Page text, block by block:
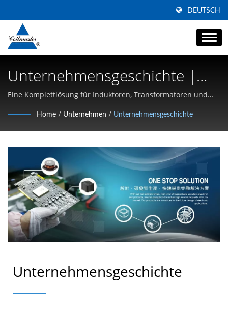
DEUTSCH
Unternehmensgeschichte |
Hersteller Von Common-
Mode-Netzfilterdrosseln |
Coilmaster Electronics
Eine Komplettlösung für Induktoren, Transformatoren und
Common-Mode-Drosseln und Hochfrequenzmagnetik
Home / Unternehmen / Unternehmensgeschichte
Unternehmensgeschichte